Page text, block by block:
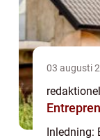
03 augusti
redaktionel
Inledning: